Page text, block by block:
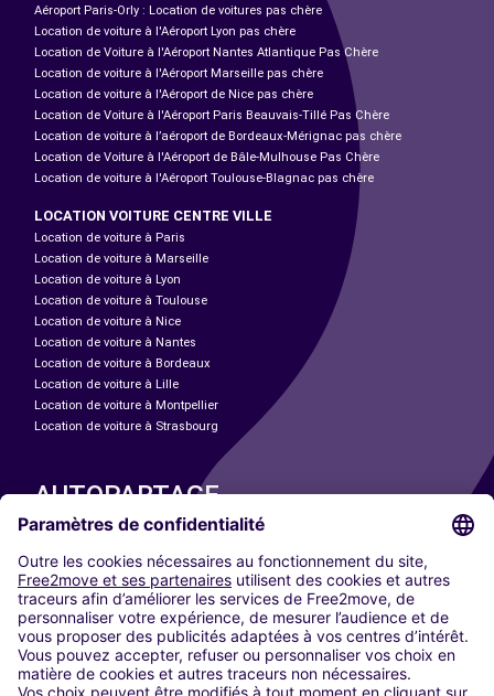
Aéroport Paris-Orly : Location de voitures pas chère
Location de voiture à l'Aéroport Lyon pas chère
Location de Voiture à l'Aéroport Nantes Atlantique Pas Chère
Location de voiture à l'Aéroport Marseille pas chère
Location de voiture à l'Aéroport de Nice pas chère
Location de Voiture à l'Aéroport Paris Beauvais-Tillé Pas Chère
Location de voiture à l’aéroport de Bordeaux-Mérignac pas chère
Location de Voiture à l'Aéroport de Bâle-Mulhouse Pas Chère
Location de voiture à l'Aéroport Toulouse-Blagnac pas chère
LOCATION VOITURE CENTRE VILLE
Location de voiture à Paris
Location de voiture à Marseille
Location de voiture à Lyon
Location de voiture à Toulouse
Location de voiture à Nice
Location de voiture à Nantes
Location de voiture à Bordeaux
Location de voiture à Lille
Location de voiture à Montpellier
Location de voiture à Strasbourg
AUTOPARTAGE
Paris
Madrid
Washington DC
Milan
Rome
Turin
Vienne